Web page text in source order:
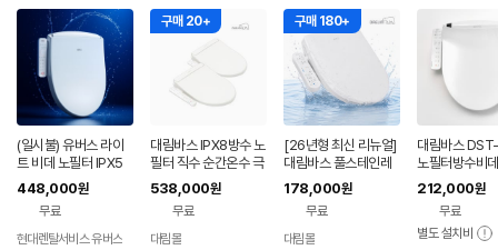
(일시불) 유버스 라이
트 비데 노필터 IPX5
방수 BL-15DE
448,000원
무료
현대렌탈서비스 유버스
구매 20+
대림바스 IPX8방수 노
필터 직수 순간온수 극
초슬림 프리미엄 비데
DDS-S1900 1+1
538,000원
무료
대림몰
구매 180+
[26년형 최신 리뉴얼]
대림바스 풀스테인레
스 노필터 방수비데 D
DS-S100A
178,000원
무료
대림몰
대림바스
노필터방수비
콘IPX7본체
속온수기능
212,000원
무료
별도 설치비